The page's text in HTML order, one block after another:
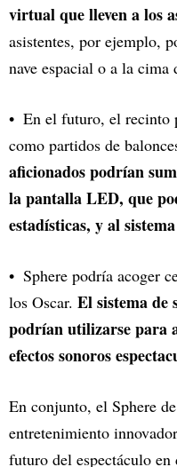
virtual que lleven a los
asistentes, por ejemplo,
nave espacial o a la cima
En el futuro, el recinto
como partidos de
aficionados podrían
la pantalla LED, que
estadísticas, y al
Sphere podría acoger
los Oscar. El sistema
podrían utilizarse para
efectos sonoros
En conjunto, el Sphere
entretenimiento
futuro del espectáculo